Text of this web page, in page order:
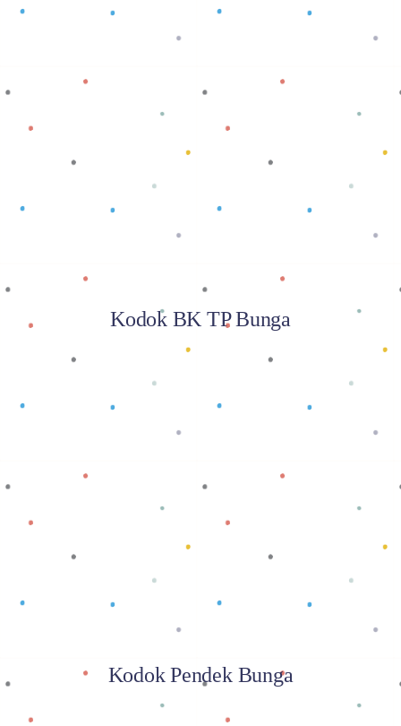
Baca selengkapnya
Kodok BK TP Bunga
Baca selengkapnya
Kodok Pendek Bunga